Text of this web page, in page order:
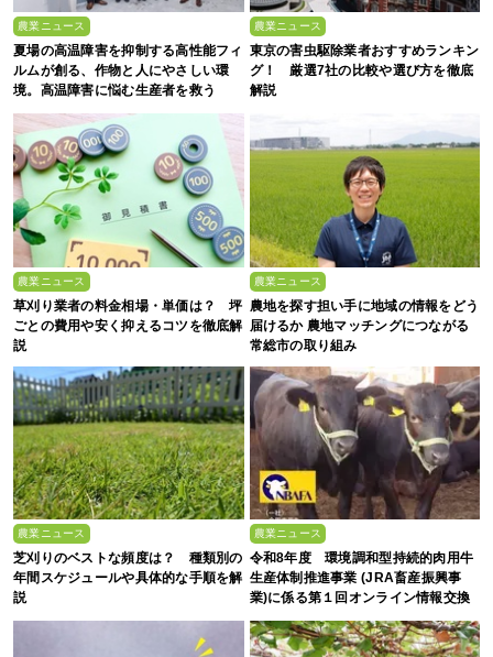
農業ニュース
夏場の高温障害を抑制する高性能フィ
ルムが創る、作物と人にやさしい環
境。高温障害に悩む生産者を救う
【MKVアドバンス＆住化積水フィル
ム】
農業ニュース
東京の害虫駆除業者おすすめランキン
グ！ 厳選7社の比較や選び方を徹底
解説
農業ニュース
草刈り業者の料金相場・単価は？ 坪
ごとの費用や安く抑えるコツを徹底解
説
農業ニュース
農地を探す担い手に地域の情報をどう
届けるか 農地マッチングにつながる
常総市の取り組み
農業ニュース
芝刈りのベストな頻度は？ 種類別の
年間スケジュールや具体的な手順を解
説
農業ニュース
令和8年度 環境調和型持続的肉用牛
生産体制推進事業 (JRA畜産振興事
業)に係る第１回オンライン情報交換
会